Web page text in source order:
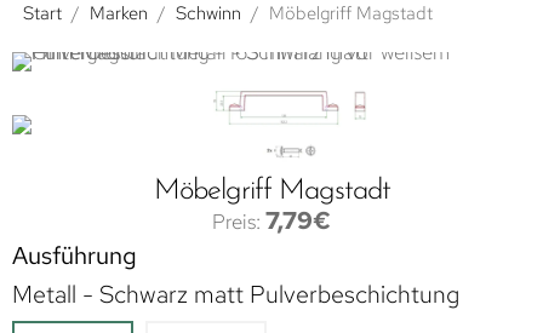
Start / Marken / Schwinn / Möbelgriff Magstadt
Möbelgriff Magstadt
7,79€
Ausführung
Metall - Schwarz matt Pulverbeschichtung